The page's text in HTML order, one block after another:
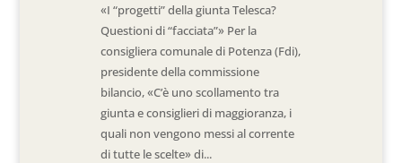
«I “progetti” della giunta Telesca?
Questioni di “facciata”» Per la
consigliera comunale di Potenza (Fdi),
presidente della commissione
bilancio, «C’è uno scollamento tra
giunta e consiglieri di maggioranza, i
quali non vengono messi al corrente
di tutte le scelte» di...